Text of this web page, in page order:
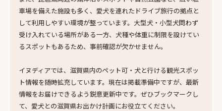
車場を備えた施設も多く、愛犬を連れたドライブ旅行の拠点と
して利用しやすい環境が整っています。大型犬・小型犬問わず
受け入れている場所がある一方、犬種や体重に制限を設けてい
るスポットもあるため、事前確認が欠かせません。
イヌディアでは、滋賀県内のペット可・犬と行ける観光スポッ
ト情報を随時拡充しています。現在は掲載準備中ですが、最新
情報をお届けできるよう鋭意更新中です。ぜひブックマークし
て、愛犬との滋賀県お出かけ計画にお役立てください。